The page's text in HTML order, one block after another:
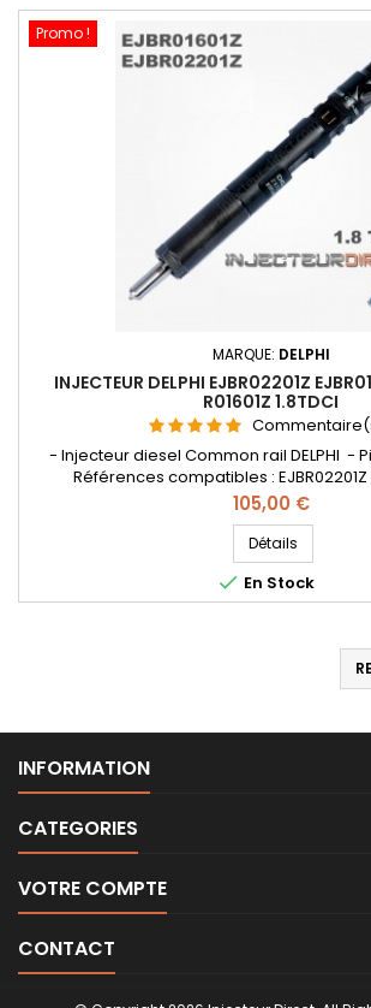
Promo !
MARQUE: DELPHI
INJECTEUR DELPHI EJBR02201Z
R01601Z 1.8TDCI
- Injecteur diesel Common rail DELPHI -
Références compatibles : EJBR02201Z ,
EJBR01302Z , EJBR01601Z , EJBR01101Z ,
, 1980.S3 , 1980.K3 , 1S4Q9F593AF ,
AF , 2T1Q-9F593-AA , 1545118 , 1376691 ,
- Pour motorisation Ford 1.8
Prix
105,00 €
Détails
 En Stock
INFORMATION
CATEGORIES
VOTRE COMPTE
CONTACT